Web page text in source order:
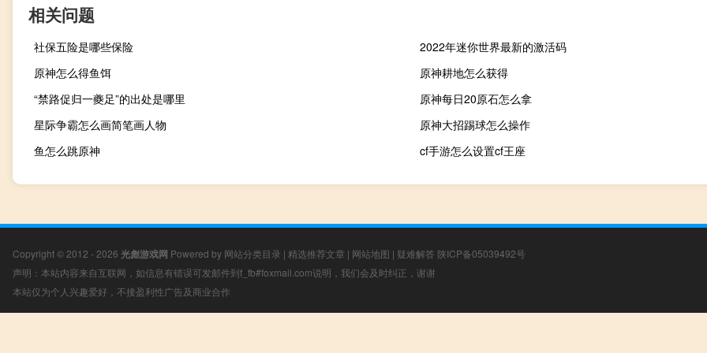
相关问题
社保五险是哪些保险
2022年迷你世界最新的激活码
原神怎么得鱼饵
原神耕地怎么获得
“禁路促归一夔足”的出处是哪里
原神每日20原石怎么拿
星际争霸怎么画简笔画人物
原神大招踢球怎么操作
鱼怎么跳原神
cf手游怎么设置cf王座
Copyright © 2012 - 2026 光彪游戏网 Powered by 网站分类目录 | 精选推荐文章 | 网站地图 | 疑难解答 陕ICP备05039492号
声明：本站内容来自互联网，如信息有错误可发邮件到f_fb#foxmail.com说明，我们会及时纠正，谢谢
本站仅为个人兴趣爱好，不接盈利性广告及商业合作